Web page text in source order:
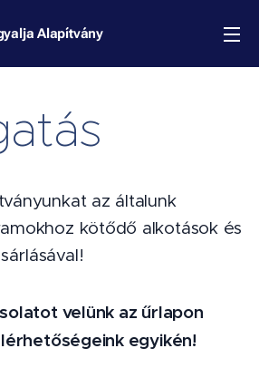
Alapítvány
az általunk
kötődő alkotások és
velünk az űrlapon
egyikén!